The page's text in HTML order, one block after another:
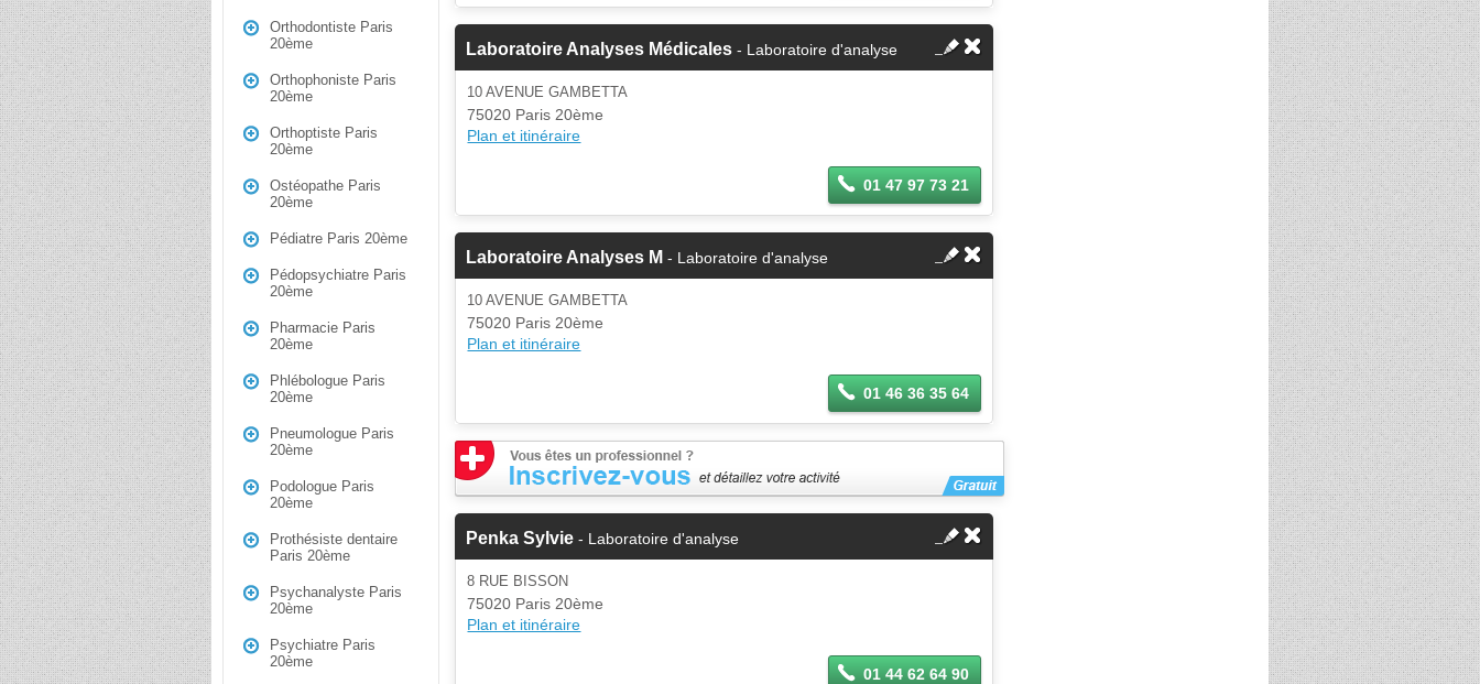
Orthodontiste Paris
20ème
Orthophoniste Paris
20ème
Orthoptiste Paris
20ème
Ostéopathe Paris
20ème
Pédiatre Paris 20ème
Pédopsychiatre Paris
20ème
Pharmacie Paris
20ème
Phlébologue Paris
20ème
Pneumologue Paris
20ème
Podologue Paris
20ème
Prothésiste dentaire
Paris 20ème
Psychanalyste Paris
20ème
Psychiatre Paris
20ème
Laboratoire Analyses Médicales - Laboratoire d'analyse
10 AVENUE GAMBETTA
75020 Paris 20ème
Plan et itinéraire
01 47 97 73 21
Laboratoire Analyses M - Laboratoire d'analyse
10 AVENUE GAMBETTA
75020 Paris 20ème
Plan et itinéraire
01 46 36 35 64
Penka Sylvie - Laboratoire d'analyse
8 RUE BISSON
75020 Paris 20ème
Plan et itinéraire
01 44 62 64 90